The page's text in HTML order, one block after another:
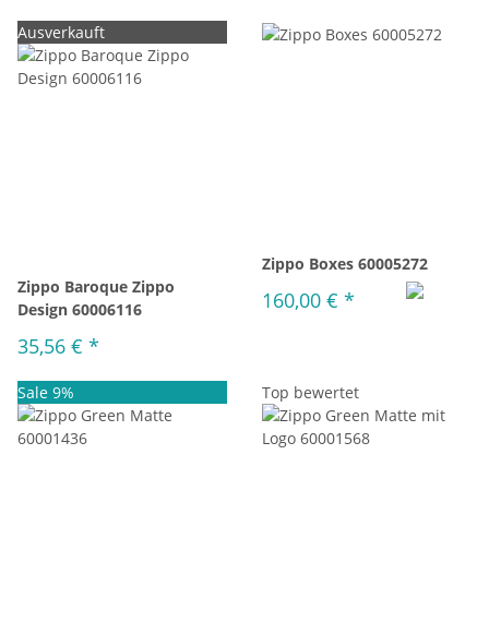
Ausverkauft
Zippo Baroque Zippo
Design 60006116
35,56 € *
Zippo Boxes 60005272
160,00 € *
Sale 9% Top bewertet